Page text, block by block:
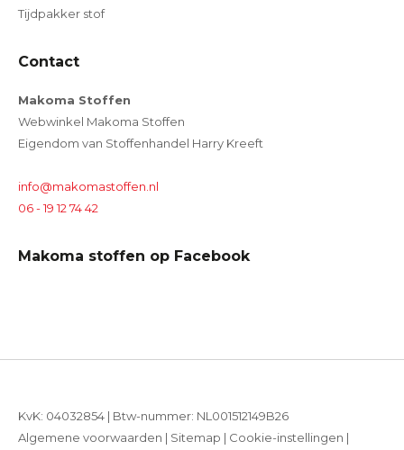
Tijdpakker stof
Contact
Makoma Stoffen
Webwinkel Makoma Stoffen
Eigendom van Stoffenhandel Harry Kreeft
info@makomastoffen.nl
06 - 19 12 74 42
Makoma stoffen op Facebook
KvK: 04032854 | Btw-nummer: NL001512149B26
Algemene voorwaarden | Sitemap | Cookie-instellingen |